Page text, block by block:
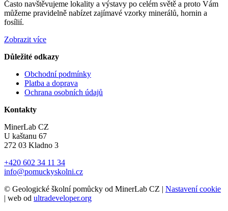
Často navštěvujeme lokality a výstavy po celém světě a proto Vám
můžeme pravidelně nabízet zajímavé vzorky minerálů, hornin a
fosílií.
Zobrazit více
Důležité odkazy
Obchodní podmínky
Platba a doprava
Ochrana osobních údajů
Kontakty
MinerLab CZ
U kaštanu 67
272 03 Kladno 3
+420 602 34 11 34
info@pomuckyskolni.cz
© Geologické školní pomůcky od MinerLab CZ | Nastavení cookie
| web od ultradeveloper.org